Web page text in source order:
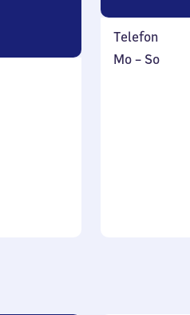
Telefon
Montag
Mo – So,